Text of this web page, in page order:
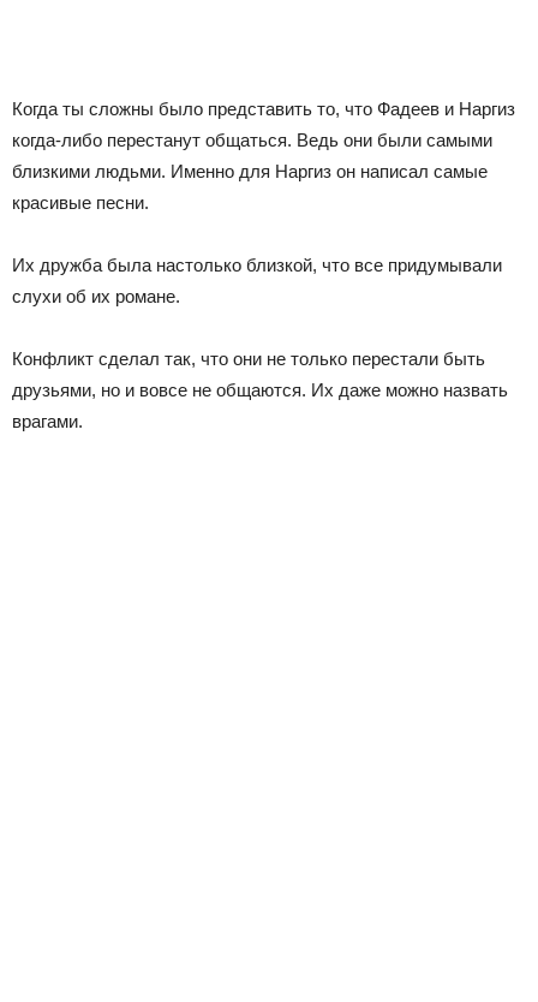
Когда ты сложны было представить то, что Фадеев и Наргиз
когда-либо перестанут общаться. Ведь они были самыми
близкими людьми. Именно для Наргиз он написал самые
красивые песни.
Их дружба была настолько близкой, что все придумывали
слухи об их романе.
Конфликт сделал так, что они не только перестали быть
друзьями, но и вовсе не общаются. Их даже можно назвать
врагами.